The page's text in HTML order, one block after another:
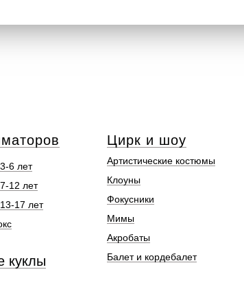
6 лет
12 лет
17 лет
куклы
Артистические костюмы
Клоуны
Фокусники
Мимы
Акробаты
Балет и кордебалет
Цирк и шоу